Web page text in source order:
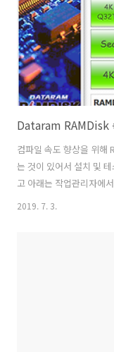
Dataram RAMDisk
컴파일 속도 향상을 위
는 것이 있어서 설치 및
고 아래는 작업관리자에
는 Ramdisk이고, 우측은
2019. 7. 3.